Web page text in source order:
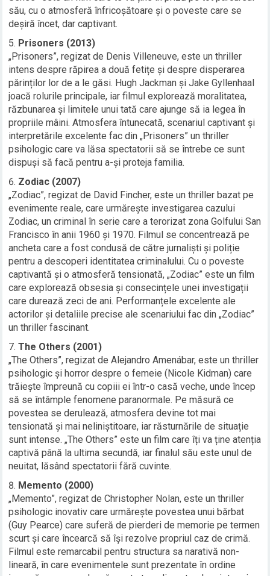
său, cu o atmosferă înfricoșătoare și o poveste care se
deșiră încet, dar captivant.
Prisoners (2013)
„Prisoners”, regizat de Denis Villeneuve, este un thriller
intens despre răpirea a două fetițe și despre disperarea
părinților lor de a le găsi. Hugh Jackman și Jake Gyllenhaal
joacă rolurile principale, iar filmul explorează moralitatea,
răzbunarea și limitele unui tată care ajunge să ia legea în
propriile mâini. Atmosfera întunecată, scenariul captivant și
interpretările excelente fac din „Prisoners” un thriller
psihologic care va lăsa spectatorii să se întrebe ce sunt
dispuși să facă pentru a-și proteja familia.
Zodiac (2007)
„Zodiac”, regizat de David Fincher, este un thriller bazat pe
evenimente reale, care urmărește investigarea cazului
Zodiac, un criminal în serie care a terorizat zona Golfului San
Francisco în anii 1960 și 1970. Filmul se concentrează pe
ancheta care a fost condusă de către jurnaliști și poliție
pentru a descoperi identitatea criminalului. Cu o poveste
captivantă și o atmosferă tensionată, „Zodiac” este un film
care explorează obsesia și consecințele unei investigații
care durează zeci de ani. Performanțele excelente ale
actorilor și detaliile precise ale scenariului fac din „Zodiac”
un thriller fascinant.
The Others (2001)
„The Others”, regizat de Alejandro Amenábar, este un thriller
psihologic și horror despre o femeie (Nicole Kidman) care
trăiește împreună cu copiii ei într-o casă veche, unde încep
să se întâmple fenomene paranormale. Pe măsură ce
povestea se derulează, atmosfera devine tot mai
tensionată și mai neliniștitoare, iar răsturnările de situație
sunt intense. „The Others” este un film care îți va ține atenția
captivă până la ultima secundă, iar finalul său este unul de
neuitat, lăsând spectatorii fără cuvinte.
Memento (2000)
„Memento”, regizat de Christopher Nolan, este un thriller
psihologic inovativ care urmărește povestea unui bărbat
(Guy Pearce) care suferă de pierderi de memorie pe termen
scurt și care încearcă să își rezolve propriul caz de crimă.
Filmul este remarcabil pentru structura sa narativă non-
lineară, în care evenimentele sunt prezentate în ordine